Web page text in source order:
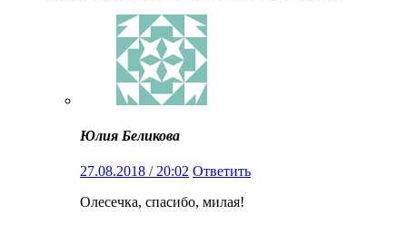
Юлия Беликова
27.08.2018 / 20:02 Ответить
Олесечка, спасибо, милая!